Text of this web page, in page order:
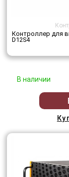
Контроллер для
D12S4
В наличии